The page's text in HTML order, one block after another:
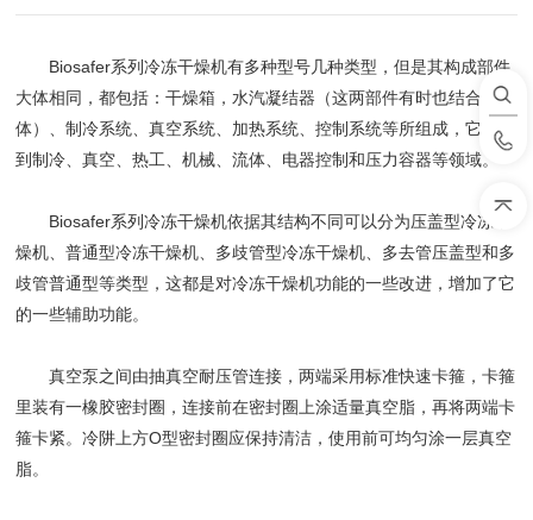
Biosafer系列冷冻干燥机有多种型号几种类型，但是其构成部件
大体相同，都包括：干燥箱，水汽凝结器（这两部件有时也结合成一
体）、制冷系统、真空系统、加热系统、控制系统等所组成，它涉及
到制冷、真空、热工、机械、流体、电器控制和压力容器等领域。
Biosafer系列冷冻干燥机依据其结构不同可以分为压盖型冷冻干
燥机、普通型冷冻干燥机、多歧管型冷冻干燥机、多去管压盖型和多
歧管普通型等类型，这都是对冷冻干燥机功能的一些改进，增加了它
的一些辅助功能。
真空泵之间由抽真空耐压管连接，两端采用标准快速卡箍，卡箍
里装有一橡胶密封圈，连接前在密封圈上涂适量真空脂，再将两端卡
箍卡紧。冷阱上方O型密封圈应保持清洁，使用前可均匀涂一层真空
脂。